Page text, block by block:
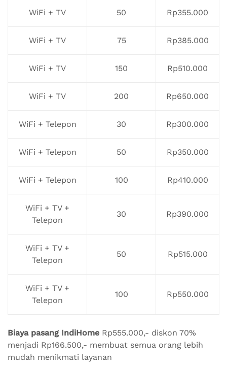
WiFi + TV 50 Rp355.000
WiFi + TV 75 Rp385.000
WiFi + TV 150 Rp510.000
WiFi + TV 200 Rp650.000
WiFi + Telepon 30 Rp300.000
WiFi + Telepon 50 Rp350.000
WiFi + Telepon 100 Rp410.000
WiFi + TV +
Telepon
30 Rp390.000
WiFi + TV +
Telepon
50 Rp515.000
WiFi + TV +
Telepon
100 Rp550.000
Biaya pasang IndiHome Rp555.000,- diskon 70%
menjadi Rp166.500,- membuat semua orang lebih
mudah menikmati layanan